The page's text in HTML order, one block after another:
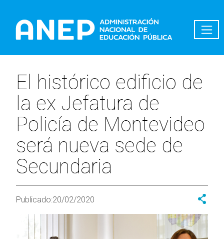
El histórico edificio de
la ex Jefatura de
Policía de Montevideo
será nueva sede de
Secundaria
Publicado:20/02/2020